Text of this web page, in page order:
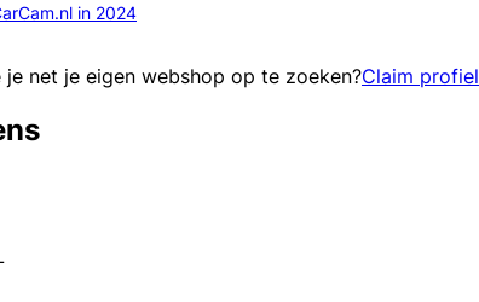
in 2024
je net je eigen webshop op te zoeken?Claim profiel